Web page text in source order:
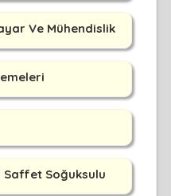
Ve Mühendislik
Soğuksulu